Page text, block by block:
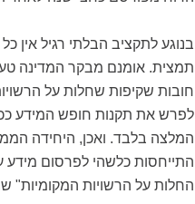
בנוגע לתקציב הבלתי רגיל אין
חובות שקיפות שחלות על
לפרש את תקנות חופש המידע
המלצה בלבד. ואכן, היחידה
התייחסות כלשהי לפרסום
החלות על הרשויות המקומיות"